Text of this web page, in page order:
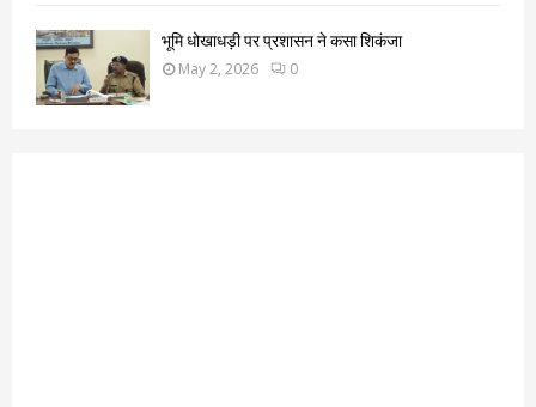
भूमि धोखाधड़ी पर प्रशासन ने कसा शिकंजा
May 2, 2026 0